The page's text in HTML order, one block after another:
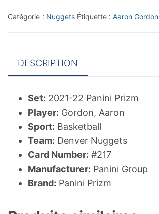
Gordon
Catégorie : Nuggets Étiquette : Aaron Gordon
DESCRIPTION
Set: 2021-22 Panini Prizm
Player: Gordon, Aaron
Sport: Basketball
Team: Denver Nuggets
Card Number: #217
Manufacturer: Panini Group
Brand: Panini Prizm